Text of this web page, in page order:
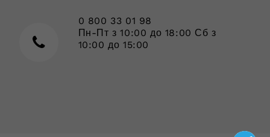
0 800 33 01 98
Пн-Пт з 10:00 до 18:00 Сб з
10:00 до 15:00